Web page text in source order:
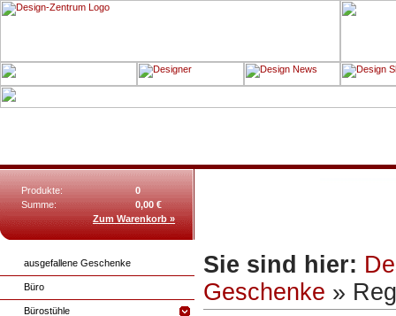
Produkte:
0
Summe:
0,00 €
Zum Warenkorb »
ausgefallene Geschenke
Büro
Bürostühle
Sie sind hier:
Geschenke »